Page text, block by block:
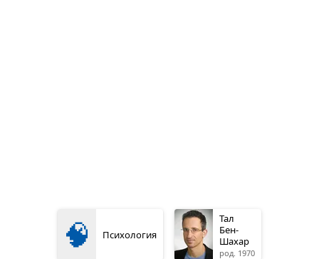
🧠 Психология
Тал
Бен-
Шахар
род. 1970